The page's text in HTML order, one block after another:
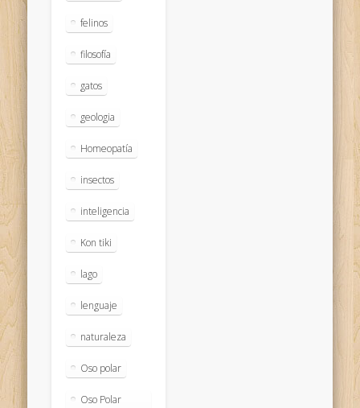
felinos
filosofía
gatos
geologia
Homeopatía
insectos
inteligencia
Kon tiki
lago
lenguaje
naturaleza
Oso polar
Oso Polar